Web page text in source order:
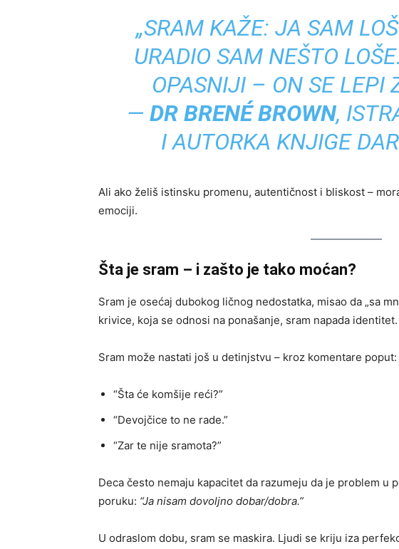
„SRAM KAŽE: JA SAM
URADIO SAM NEŠTO LOŠE.
OPASNIJI – ON SE LEPI
— DR BRENÉ BROWN,
I AUTORKA KNJIGE
Ali ako želiš istinsku promenu, autentičnost i bliskost –
emociji.
Šta je sram – i zašto je tako moćan?
Sram je osećaj dubokog ličnog nedostatka, misao da „sa
krivice, koja se odnosi na ponašanje, sram napada identitet.
Sram može nastati još u detinjstvu – kroz komentare poput:
“Šta će komšije reći?”
“Devojčice to ne rade.”
“Zar te nije sramota?”
Deca često nemaju kapacitet da razumeju da je problem u
poruku: “Ja nisam dovoljno dobar/dobra.”
U odraslom dobu, sram se maskira. Ljudi se kriju iza